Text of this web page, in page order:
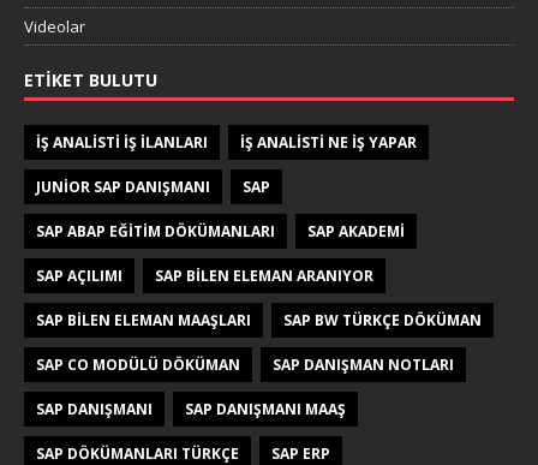
Videolar
ETIKET BULUTU
IŞ ANALISTI IŞ ILANLARI IŞ ANALISTI NE IŞ YAPAR
JUNIOR SAP DANIŞMANI SAP
SAP ABAP EĞITIM DÖKÜMANLARI SAP AKADEMI
SAP AÇILIMI SAP BILEN ELEMAN ARANIYOR
SAP BILEN ELEMAN MAAŞLARI SAP BW TÜRKÇE DÖKÜMAN
SAP CO MODÜLÜ DÖKÜMAN SAP DANIŞMAN NOTLARI
SAP DANIŞMANI SAP DANIŞMANI MAAŞ
SAP DÖKÜMANLARI TÜRKÇE SAP ERP